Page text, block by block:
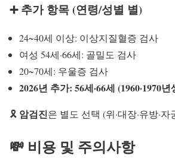
➕ 추가 항목 (연령/성별 별)
24~40세 이상: 이상지질혈증 검사
여성 54세·66세: 골밀도 검사
20~70세: 우울증 검사
2026년 추가: 56세·66세 (1960·1970년
🎗 암검진은 별도 선택 (위·대장·유방·
💸 비용 및 주의사항